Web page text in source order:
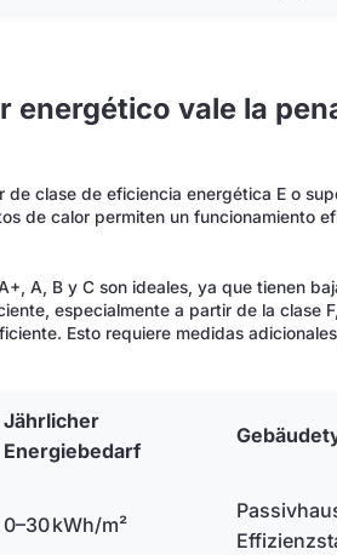
energético vale la
de clase de eficiencia energética E o
de calor permiten un funcionamiento
A, B y C son ideales, ya que tienen
especialmente a partir de la clase
Esto requiere medidas
Jährlicher
Energiebedarf
0–30 kWh/m²